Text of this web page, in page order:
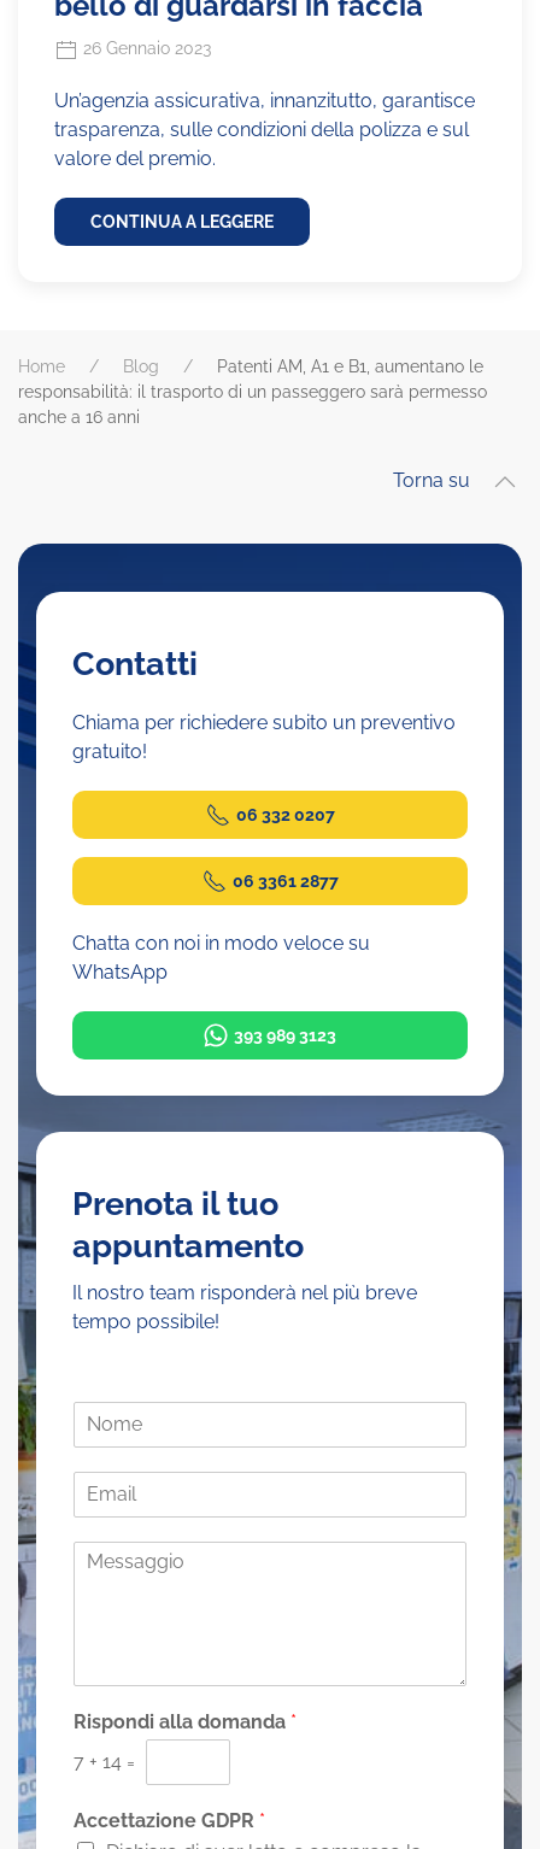
26 Gennaio 2023
Un’agenzia assicurativa, innanzitutto, garantisce
trasparenza, sulle condizioni della polizza e sul
valore del premio.
CONTINUA A LEGGERE
Home Blog
Patenti AM, A1 e B1, aumentano le
responsabilità: il trasporto di un passeggero sarà permesso
anche a 16 anni
Torna su
Contatti
Chiama per richiedere subito un preventivo
gratuito!
06 332 0207
06 3361 2877
Chatta con noi in modo veloce su
WhatsApp
393 989 3123
Prenota il tuo
appuntamento
Il nostro team risponderà nel più breve
tempo possibile!
m
M
i
*
Rispondi alla domanda *
7 + 14 =
Accettazione GDPR *